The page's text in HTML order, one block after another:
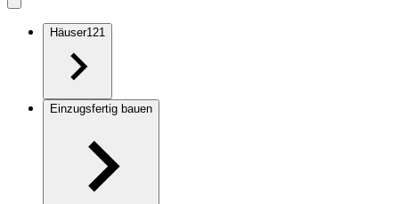
Häuser121
Einzugsfertig bauen